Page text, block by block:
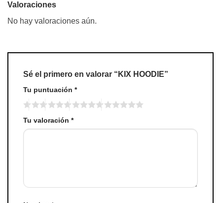
Valoraciones
No hay valoraciones aún.
Sé el primero en valorar “KIX HOODIE”
Tu puntuación *
Tu valoración *